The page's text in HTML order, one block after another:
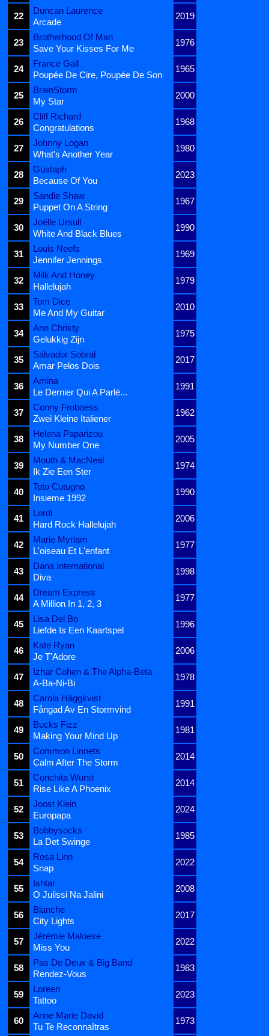
22
Duncan Laurence
2019
Arcade
23
Brotherhood Of Man
1976
Save Your Kisses For Me
24
France Gall
1965
Poupée De Cire, Poupée De Son
25
BrainStorm
2000
My Star
26
Cliff Richard
1968
Congratulations
27
Johnny Logan
1980
What's Another Year
28
Gustaph
2023
Because Of You
29
Sandie Shaw
1967
Puppet On A String
30
Joëlle Ursull
1990
White And Black Blues
31
Louis Neefs
1969
Jennifer Jennings
32
Milk And Honey
1979
Hallelujah
33
Tom Dice
2010
Me And My Guitar
34
Ann Christy
1975
Gelukkig Zijn
35
Salvador Sobral
2017
Amar Pelos Dois
36
Amina
1991
Le Dernier Qui A Parlé...
37
Conny Froboess
1962
Zwei Kleine Italiener
38
Helena Paparizou
2005
My Number One
39
Mouth & MacNeal
1974
Ik Zie Een Ster
40
Toto Cutugno
1990
Insieme 1992
41
Lordi
2006
Hard Rock Hallelujah
42
Marie Myriam
1977
L'oiseau Et L'enfant
43
Dana International
1998
Diva
44
Dream Express
1977
A Million In 1, 2, 3
45
Lisa Del Bo
1996
Liefde Is Een Kaartspel
46
Kate Ryan
2006
Je T'Adore
47
Izhar Cohen & The Alpha-Beta
1978
A-Ba-Ni-Bi
48
Carola Häggkvist
1991
Fångad Av En Stormvind
49
Bucks Fizz
1981
Making Your Mind Up
50
Common Linnets
2014
Calm After The Storm
51
Conchita Wurst
2014
Rise Like A Phoenix
52
Joost Klein
2024
Europapa
53
Bobbysocks
1985
La Det Swinge
54
Rosa Linn
2022
Snap
55
Ishtar
2008
O Julissi Na Jalini
56
Blanche
2017
City Lights
57
Jérémie Makiese
2022
Miss You
58
Pas De Deux & Big Band
1983
Rendez-Vous
59
Loreen
2023
Tattoo
60
Anne Marie David
1973
Tu Te Reconnaîtras